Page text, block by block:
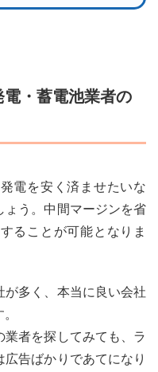
電・蓄電池業者の
電を安く済ませたいな
ょう。中間マージンを省
ることが可能となりま
多く、本当に良い会社
者を探してみても、ラ
告ばかりであてになり